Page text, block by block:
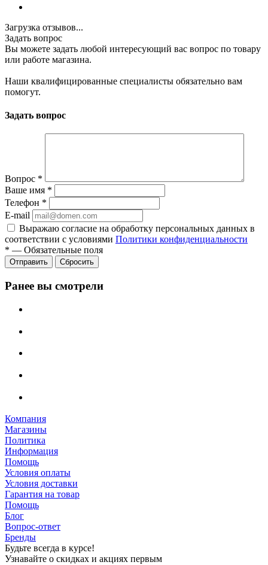
Загрузка отзывов...
Задать вопрос
Вы можете задать любой интересующий вас вопрос по товару
или работе магазина.
Наши квалифицированные специалисты обязательно вам
помогут.
Задать вопрос
Вопрос *
Ваше имя *
Телефон *
E-mail
Выражаю согласие на обработку персональных данных в
соответствии с условиями Политики конфиденциальности
* — Обязательные поля
Отправить Сбросить
Ранее вы смотрели
Компания
Магазины
Политика
Информация
Помощь
Условия оплаты
Условия доставки
Гарантия на товар
Помощь
Блог
Вопрос-ответ
Бренды
Будьте всегда в курсе!
Узнавайте о скидках и акциях первым